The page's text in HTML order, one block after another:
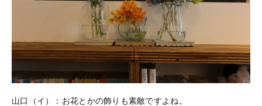
山口（イ）：お花とかの飾りも素敵ですよね。